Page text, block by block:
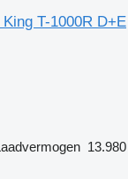
T-1000R D+E
13.980